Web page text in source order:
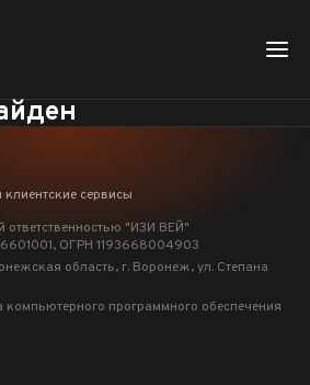
сервисы
ответственностью "ИЗИ ВЕЙ"
, ОГРН 1193668004903
область, г. Воронеж, ул. Степана
компьютерного программного обеспечения